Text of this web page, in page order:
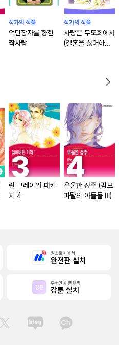
작가의 작품
억만장자를 향한
짝사랑
작가의 작품
사랑은 무도회에서
(결혼을 싫어하는
린 그레이엄 패키
지 4
우울한 성주 (팜므
파탈의 아들들 Ⅲ)
원스토어에서
완전판 설치
무협만화 플랫폼
강툰 설치